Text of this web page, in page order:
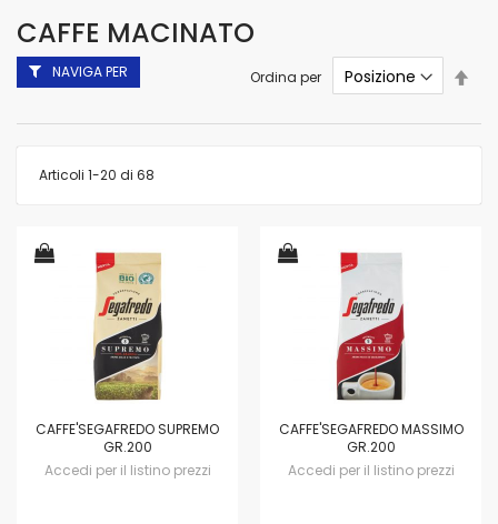
CAFFE MACINATO
Articoli 1-20 di 68
Ordina per
CAFFE'SEGAFREDO SUPREMO
GR.200
Accedi per il listino prezzi
CAFFE'SEGAFREDO MASSIMO
GR.200
Accedi per il listino prezzi
NAVIGA PER